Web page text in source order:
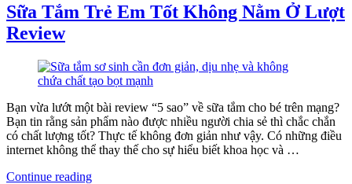
Sữa Tắm Trẻ Em Tốt Không Nằm Ở Lượt
Review
Bạn vừa lướt một bài review “5 sao” về sữa tắm cho bé trên mạng?
Bạn tin rằng sản phẩm nào được nhiều người chia sẻ thì chắc chắn
có chất lượng tốt? Thực tế không đơn giản như vậy. Có những điều
internet không thể thay thế cho sự hiểu biết khoa học và …
Continue reading“Sữa